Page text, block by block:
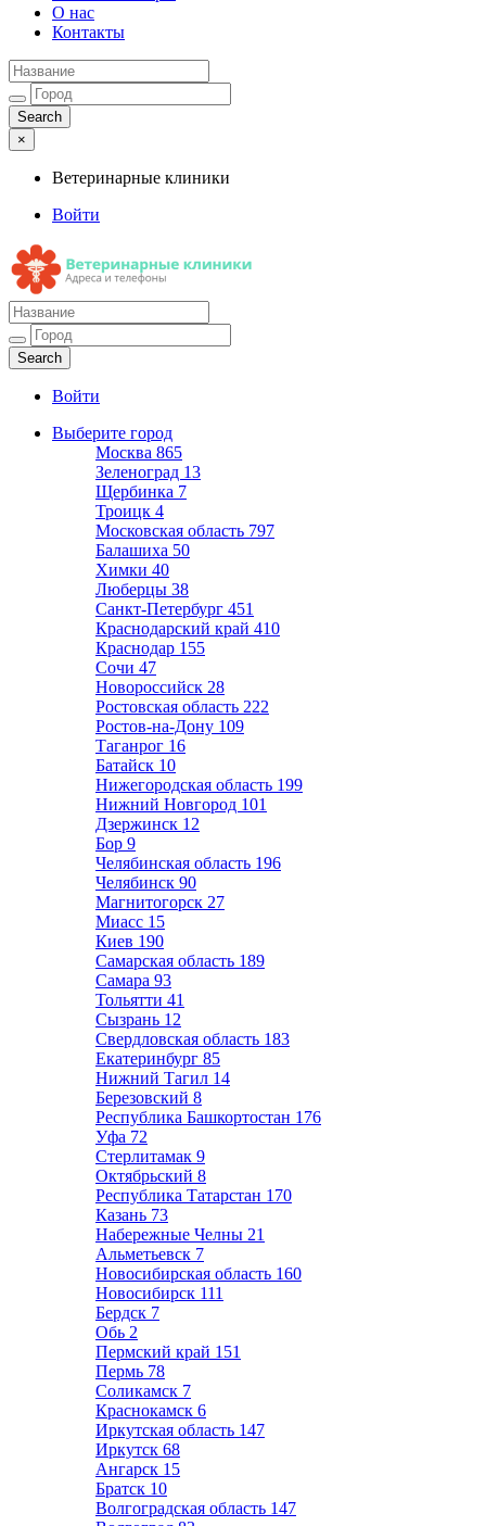
О нас
Контакты
×
Ветеринарные клиники
Войти
Ветеринарные клиники
Адреса и телефоны
Войти
Выберите город
Москва 865
Зеленоград 13
Щербинка 7
Троицк 4
Московская область 797
Балашиха 50
Химки 40
Люберцы 38
Санкт-Петербург 451
Краснодарский край 410
Краснодар 155
Сочи 47
Новороссийск 28
Ростовская область 222
Ростов-на-Дону 109
Таганрог 16
Батайск 10
Нижегородская область 199
Нижний Новгород 101
Дзержинск 12
Бор 9
Челябинская область 196
Челябинск 90
Магнитогорск 27
Миасс 15
Киев 190
Самарская область 189
Самара 93
Тольятти 41
Сызрань 12
Свердловская область 183
Екатеринбург 85
Нижний Тагил 14
Березовский 8
Республика Башкортостан 176
Уфа 72
Стерлитамак 9
Октябрьский 8
Республика Татарстан 170
Казань 73
Набережные Челны 21
Альметьевск 7
Новосибирская область 160
Новосибирск 111
Бердск 7
Обь 2
Пермский край 151
Пермь 78
Соликамск 7
Краснокамск 6
Иркутская область 147
Иркутск 68
Ангарск 15
Братск 10
Волгоградская область 147